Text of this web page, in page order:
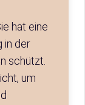
hat eine
in der
schützt.
um